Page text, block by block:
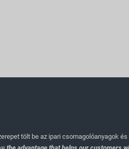
tölt be az ipari csomagolóanyagok